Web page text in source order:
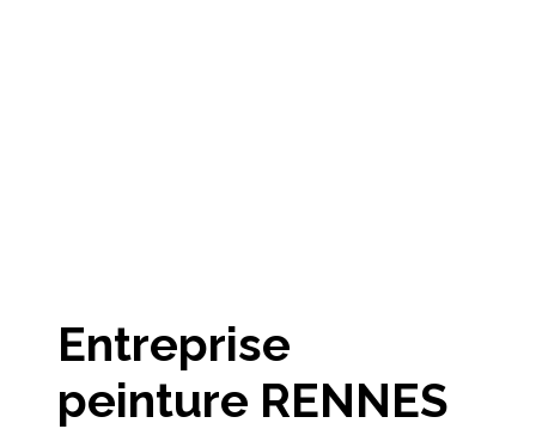
Entreprise
peinture RENNES